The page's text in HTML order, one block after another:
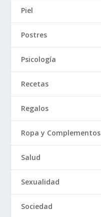
Piel
Postres
Psicología
Recetas
Regalos
Ropa y Complementos
Salud
Sexualidad
Sociedad